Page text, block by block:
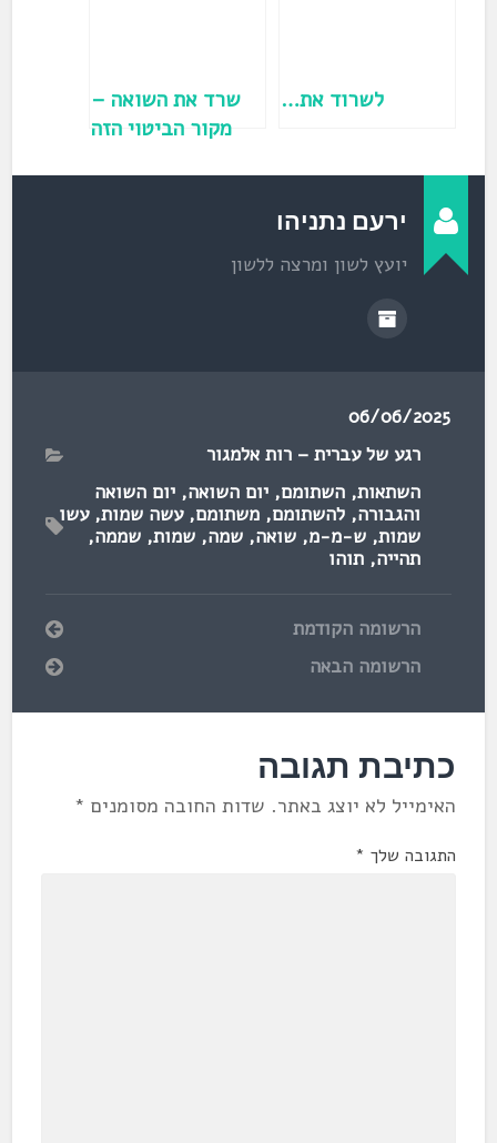
) לשרוד את…
שרד את השואה –
מקור הביטוי הזה
ירעם נתניהו
יועץ לשון ומרצה ללשון
06/06/2025
רגע של עברית – רות אלמגור
השתאות,השתומם,יום השואה,יום השואה
והגבורה,להשתומם,משתומם,עשה שמות,עשו
שמות,ש-מ-מ,שואה,שמה,שמות,שממה,
תהייה,תוהו
הרשומה הקודמת
הרשומה הבאה
כתיבת תגובה
האימייל לא יוצג באתר. שדות החובה מסומנים *
התגובה שלך *